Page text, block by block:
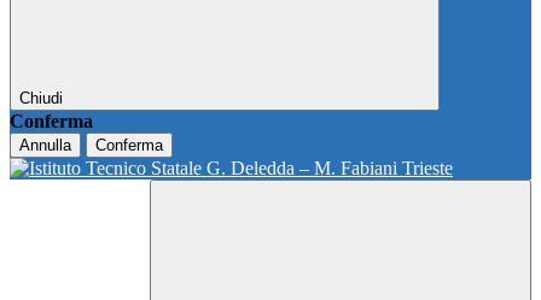
Chiudi
Conferma
Annulla Conferma